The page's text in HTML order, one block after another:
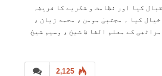
کیا اور نظامت و شکریے کا فریضہ
کیا ۔ مجتبیٰ مومن ، محمد زیان ،
کے معلم الفا ظ شیخ ، وسیم شیخ
2,125